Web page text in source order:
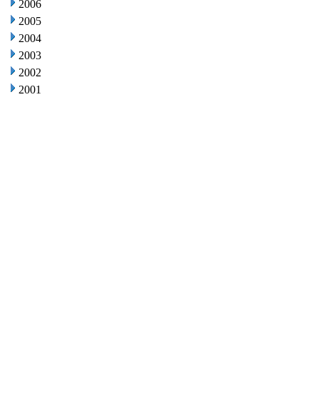
2006
2005
2004
2003
2002
2001